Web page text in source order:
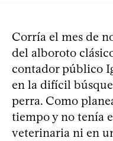
Corría el mes de
del alboroto
contador público
en la difícil
perra. Como
tiempo y no tenía
veterinaria ni en